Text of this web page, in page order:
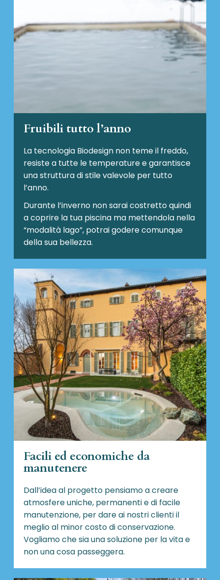
Fruibili tutto l’anno
La tecnologia Biodesign non teme il freddo,
resiste a tutte le temperature e garantisce
una struttura di stile valevole per tutto
l’anno.
Durante l’inverno non sarai costretto quindi
a coprire la tua piscina ma mettendola nella
“modalità lago”, potrai godere comunque
della sua bellezza.
Facili ed economiche da
manutenere
Dall’idea al progetto pensiamo a creare
atmosfere uniche, permanenti e di facile
manutenzione, per dare ai nostri clienti il
meglio al minor costo di conservazione.
Vogliamo che sia una soluzione per la vita e
non una cosa passeggera.